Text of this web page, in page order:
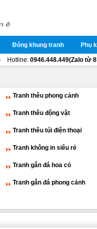
Đóng khung tranh Phụ
Hotline:0946.448.449(Zalo từ
Tranh thêu phong cảnh
Tranh thêu động vật
Tranh thêu túi điện thoại
Tranh không in siêu rẻ
Tranh gắn đá hoa cỏ
Tranh gắn đá phong cảnh